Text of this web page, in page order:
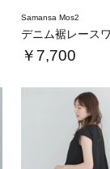
Samansa Mos2
デニム裾レース
￥7,700